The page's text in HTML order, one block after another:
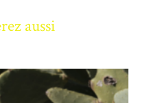
aussi